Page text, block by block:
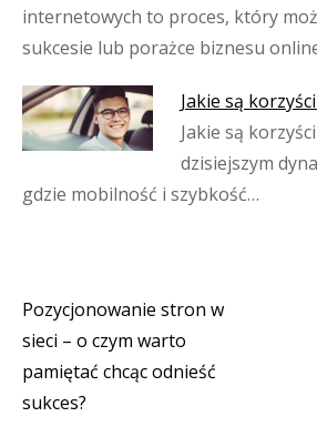
internetowych to proces, który
sukcesie lub porażce biznesu
Jakie są
Jakie są
dzisiejszym
gdzie mobilność i szybkość…
Nawigacja
wpisu
Pozycjonowanie stron w
sieci – o czym warto
pamiętać chcąc odnieść
sukces?